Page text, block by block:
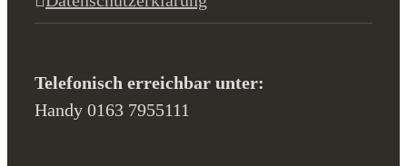
Telefonisch erreichbar unter:
Handy 0163 7955111